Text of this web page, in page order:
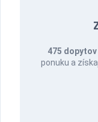
475
ponuku a